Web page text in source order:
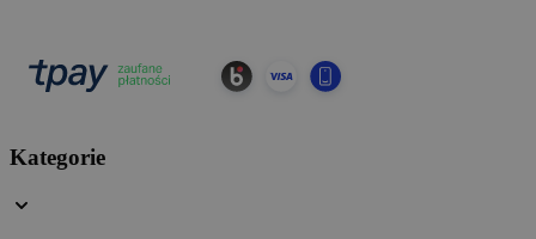
Kategorie